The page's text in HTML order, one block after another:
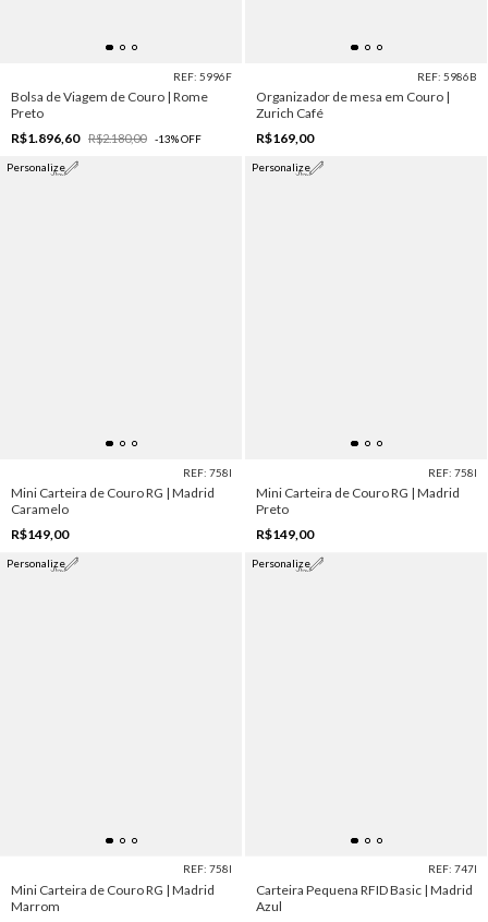
REF: 5996F
Bolsa de Viagem de Couro | Rome
Preto
R$1.896,60
R$2.180,00 -13%OFF
REF: 5986B
Organizador de mesa em Couro |
Zurich Café
R$169,00
Personalize
REF: 758I
Mini Carteira de Couro RG | Madrid
Caramelo
R$149,00
Personalize
REF: 758I
Mini Carteira de Couro RG | Madrid
Preto
R$149,00
Personalize
REF: 758I
Mini Carteira de Couro RG | Madrid
Marrom
Personalize
REF: 747I
Carteira Pequena RFID Basic | Madrid
Azul